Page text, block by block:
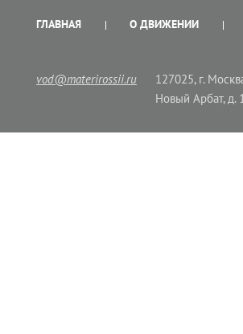
ГЛАВНАЯ О ДВИЖЕНИИ
vod@materirossii.ru
127025, г.
Новый Арбат, д.